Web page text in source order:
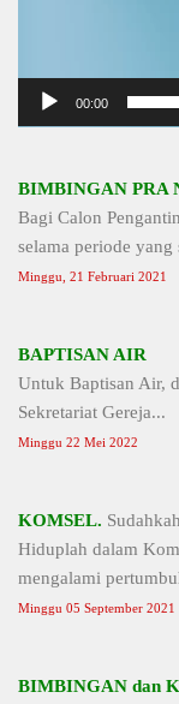
00:00
BIMBINGAN PRA
Bagi Calon
selama periode yang
Minggu, 21 Februari 2021
BAPTISAN AIR
Untuk Baptisan Air,
Sekretariat Gereja...
Minggu 22 Mei 2022
KOMSEL.
Hiduplah dalam
mengalami
Minggu 05 September 2021
BIMBINGAN dan